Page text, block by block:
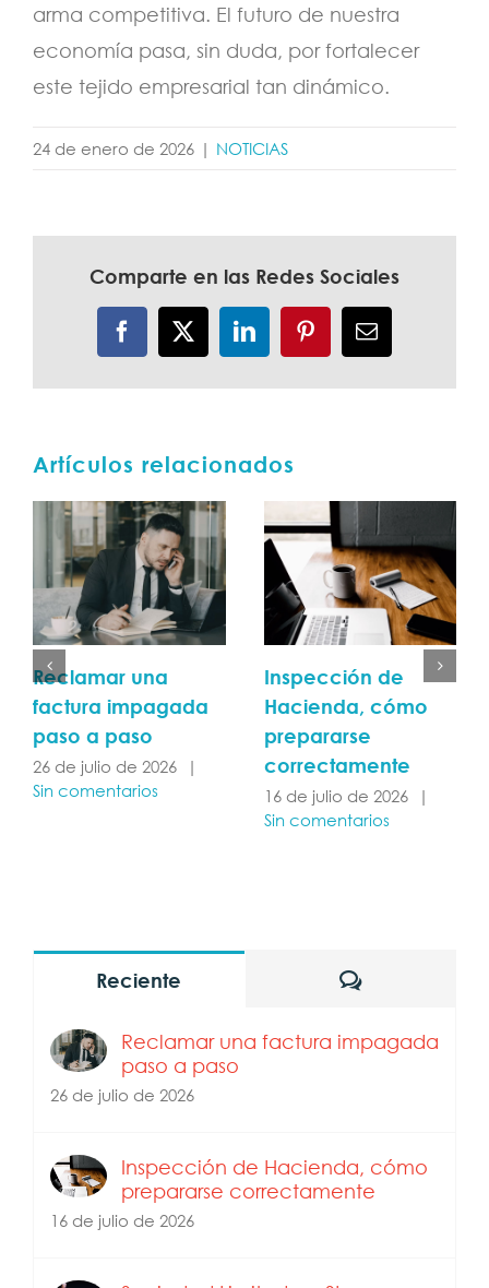
arma competitiva. El futuro de nuestra
economía pasa, sin duda, por fortalecer
este tejido empresarial tan dinámico.
24 de enero de 2026 | NOTICIAS
Comparte en las Redes Sociales
Facebook
X LinkedInPinterestCorreo
electrónico
Artículos relacionados
Reclamar una
factura impagada
paso a paso
26 de julio de 2026
|
Sin comentarios
Inspección de
Hacienda, cómo
prepararse
correctamente
16 de julio de 2026
|
Sin comentarios
Reciente Comentarios
Reclamar una factura impagada
paso a paso
26 de julio de 2026
Inspección de Hacienda, cómo
prepararse correctamente
16 de julio de 2026